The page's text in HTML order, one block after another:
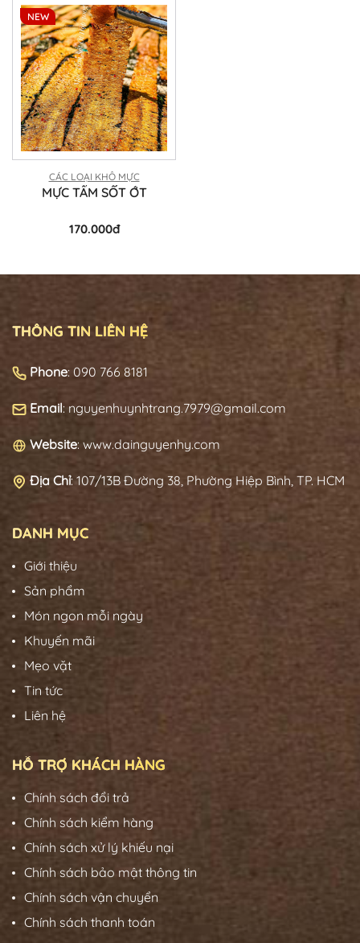
CÁC LOẠI KHÔ MỰC
MỰC TẨM SỐT ỚT
170.000đ
NEW
THÔNG TIN LIÊN HỆ
Phone: 090 766 8181
Email: nguyenhuynhtrang.7979@gmail.com
Website: www.dainguyenhy.com
Địa Chỉ: 107/13B Đường 38, Phường Hiệp Bình, TP. HCM
DANH MỤC
Giới thiệu
Sản phẩm
Món ngon mỗi ngày
Khuyến mãi
Mẹo vặt
Tin tức
Liên hệ
HỖ TRỢ KHÁCH HÀNG
Chính sách đổi trả
Chính sách kiểm hàng
Chính sách xử lý khiếu nại
Chính sách bảo mật thông tin
Chính sách vận chuyển
Chính sách thanh toán